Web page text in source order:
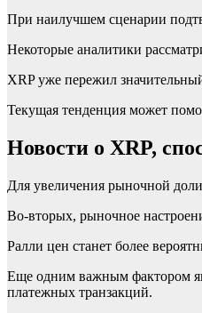
При наилучшем сценарии
Некоторые аналитики
XRP уже пережил
Текущая тенденция может
Новости о XRP,
Для увеличения рыночной
Во-вторых, рыночное
Ралли цен станет более
Еще одним важным фактором
платежных транзакций.